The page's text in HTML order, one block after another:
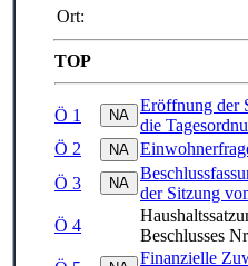
Ort:
TOP
Ö 1
Eröffnung der
die
Ö 2
Ö 3
der Sitzung
Ö 4
Beschlusses
Finanzielle